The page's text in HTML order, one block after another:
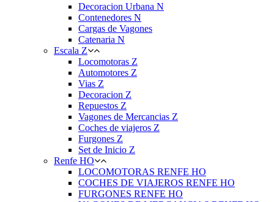
Decoracion Urbana N
Contenedores N
Cargas de Vagones
Catenaria N
Escala Z
Locomotoras Z
Automotores Z
Vias Z
Decoracion Z
Repuestos Z
Vagones de Mercancias Z
Coches de viajeros Z
Furgones Z
Set de Inicio Z
Renfe HO
LOCOMOTORAS RENFE HO
COCHES DE VIAJEROS RENFE HO
FURGONES RENFE HO